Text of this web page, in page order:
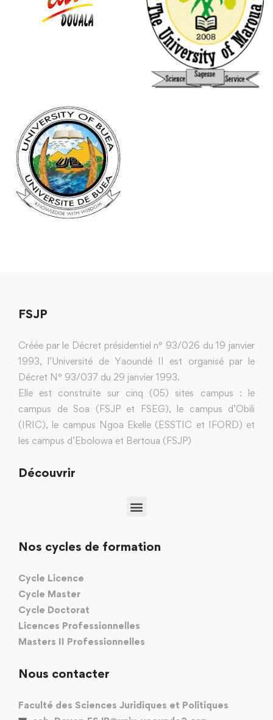
FSJP
Créée par le Décret présidentiel n° 93/026 du 19 janvier
1993, l’Université de Yaoundé II est organisé par le
Décret N° 93/037 du 29 janvier 1993.
Elle est construite sur cinq (05) sites campus : le
campus de Soa (FSJP et FSEG), le campus d’Obili
(IRIC), le campus Ngoa Ekelle (ESSTIC et IFORD) et
les campus d’Ebolowa et Bertoua (FSJP)
Découvrir
Nos cycles de formation
Cycle Licence
Cycle Master
Cycle Doctorat
Licences Professionnelles
Masters II Professionnelles
Nous contacter
Faculté des Sciences Juridiques et Politiques